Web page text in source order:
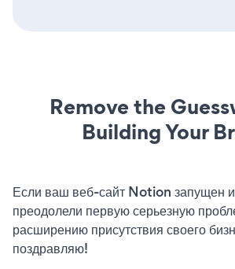
Remove the
Building Your
Если ваш веб-сайт Notion запущен
преодолели первую серьезную
расширению присутствия своего
поздравляю!